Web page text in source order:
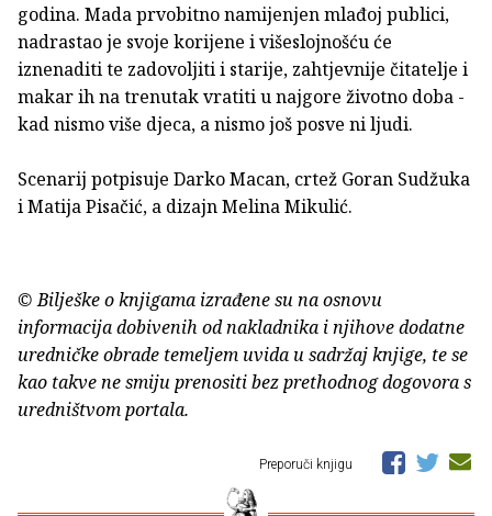
godina. Mada prvobitno namijenjen mlađoj publici,
nadrastao je svoje korijene i višeslojnošću će
iznenaditi te zadovoljiti i starije, zahtjevnije čitatelje i
makar ih na trenutak vratiti u najgore životno doba -
kad nismo više djeca, a nismo još posve ni ljudi.
Scenarij potpisuje Darko Macan, crtež Goran Sudžuka
i Matija Pisačić, a dizajn Melina Mikulić.
© Bilješke o knjigama izrađene su na osnovu
informacija dobivenih od nakladnika i njihove dodatne
uredničke obrade temeljem uvida u sadržaj knjige, te se
kao takve ne smiju prenositi bez prethodnog dogovora s
uredništvom portala.
Preporuči knjigu